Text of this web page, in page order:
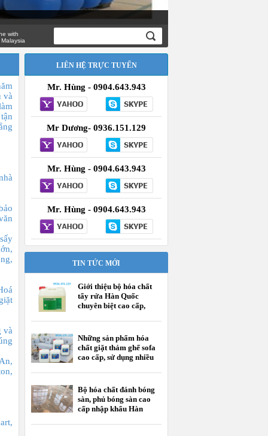
và
và
LIÊN HỆ TRỰC TUYẾN
Mr. Hùng - 0904.643.943
Mr Dương- 0936.151.129
Mr. Hùng - 0904.643.943
Mr. Hùng - 0904.643.943
TIN TỨC MỚI
Giới thiệu bộ hóa chất
tẩy rửa Hàn Quốc
chuyên biệt cao cấp,
Những sản phẩm hóa
chất giặt thảm ghế sofa
cao cấp, sử dụng nhiều
Bộ hóa chất đánh bóng
sàn, phủ bóng sàn cao
cấp nhập khẩu Hàn